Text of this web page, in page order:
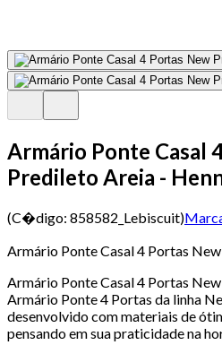
Armário Ponte Casal
Predileto Areia -
(C�digo: 858582_Lebiscuit)
Armário Ponte Casal 4 Portas
Armário Ponte Casal 4 Portas
Armário Ponte 4 Portas da linha
desenvolvido com materiais de
pensando em sua praticidade na